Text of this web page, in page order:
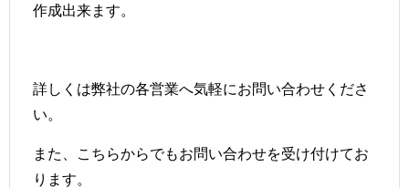
作成出来ます。
詳しくは弊社の各営業へ気軽にお問い合わせくださ
い。
また、 こちらからでもお問い合わせを受け付けてお
ります。